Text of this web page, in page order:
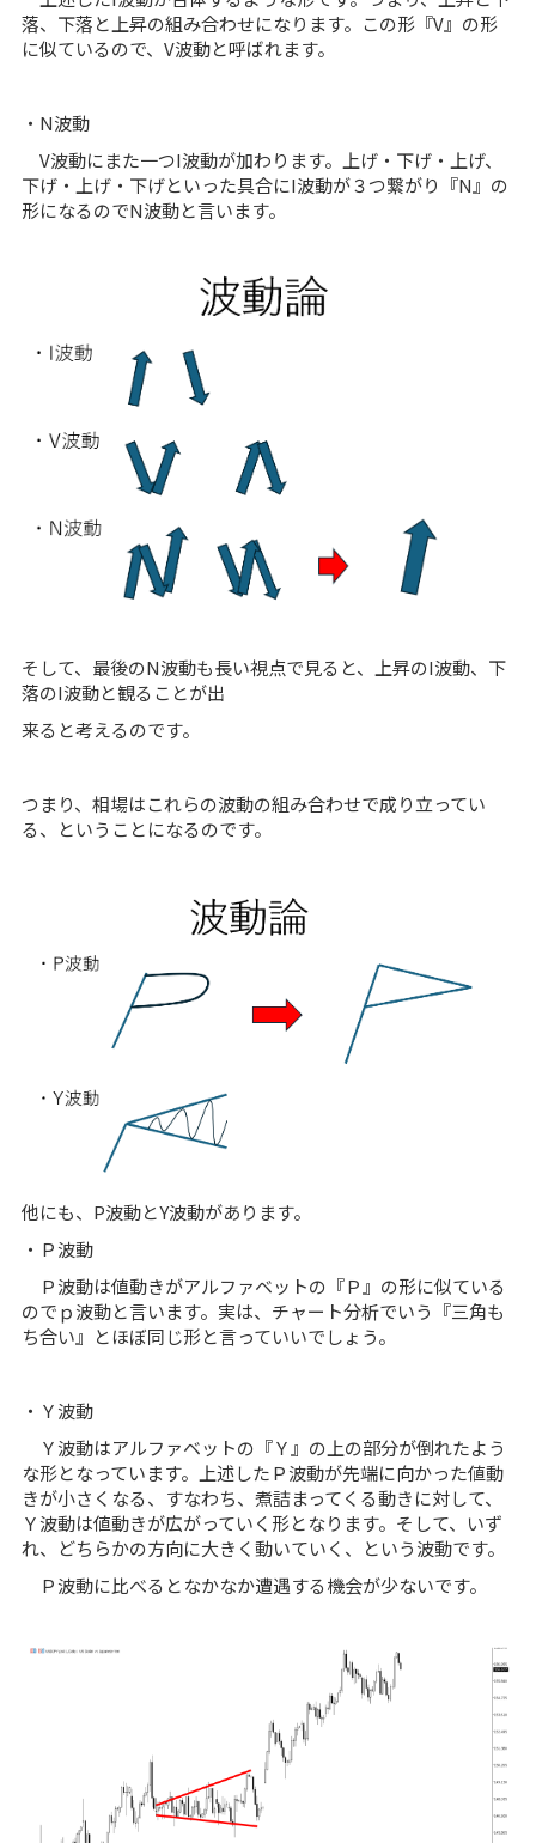
落、下落と上昇の組み合わせになります。この形『V』の形
に似ているので、V波動と呼ばれます。
・N波動
V波動にまた一つI波動が加わります。上げ・下げ・上げ、
下げ・上げ・下げといった具合にI波動が３つ繋がり『N』の
形になるのでN波動と言います。
そして、最後のN波動も長い視点で見ると、上昇のI波動、下
落のI波動と観ることが出
来ると考えるのです。
つまり、相場はこれらの波動の組み合わせで成り立ってい
る、ということになるのです。
他にも、P波動とY波動があります。
・Ｐ波動
Ｐ波動は値動きがアルファベットの『Ｐ』の形に似ている
のでｐ波動と言います。実は、チャート分析でいう『三角も
ち合い』とほぼ同じ形と言っていいでしょう。
・Ｙ波動
Ｙ波動はアルファベットの『Ｙ』の上の部分が倒れたよう
な形となっています。上述したＰ波動が先端に向かった値動
きが小さくなる、すなわち、煮詰まってくる動きに対して、
Ｙ波動は値動きが広がっていく形となります。そして、いず
れ、どちらかの方向に大きく動いていく、という波動です。
Ｐ波動に比べるとなかなか遭遇する機会が少ないです。